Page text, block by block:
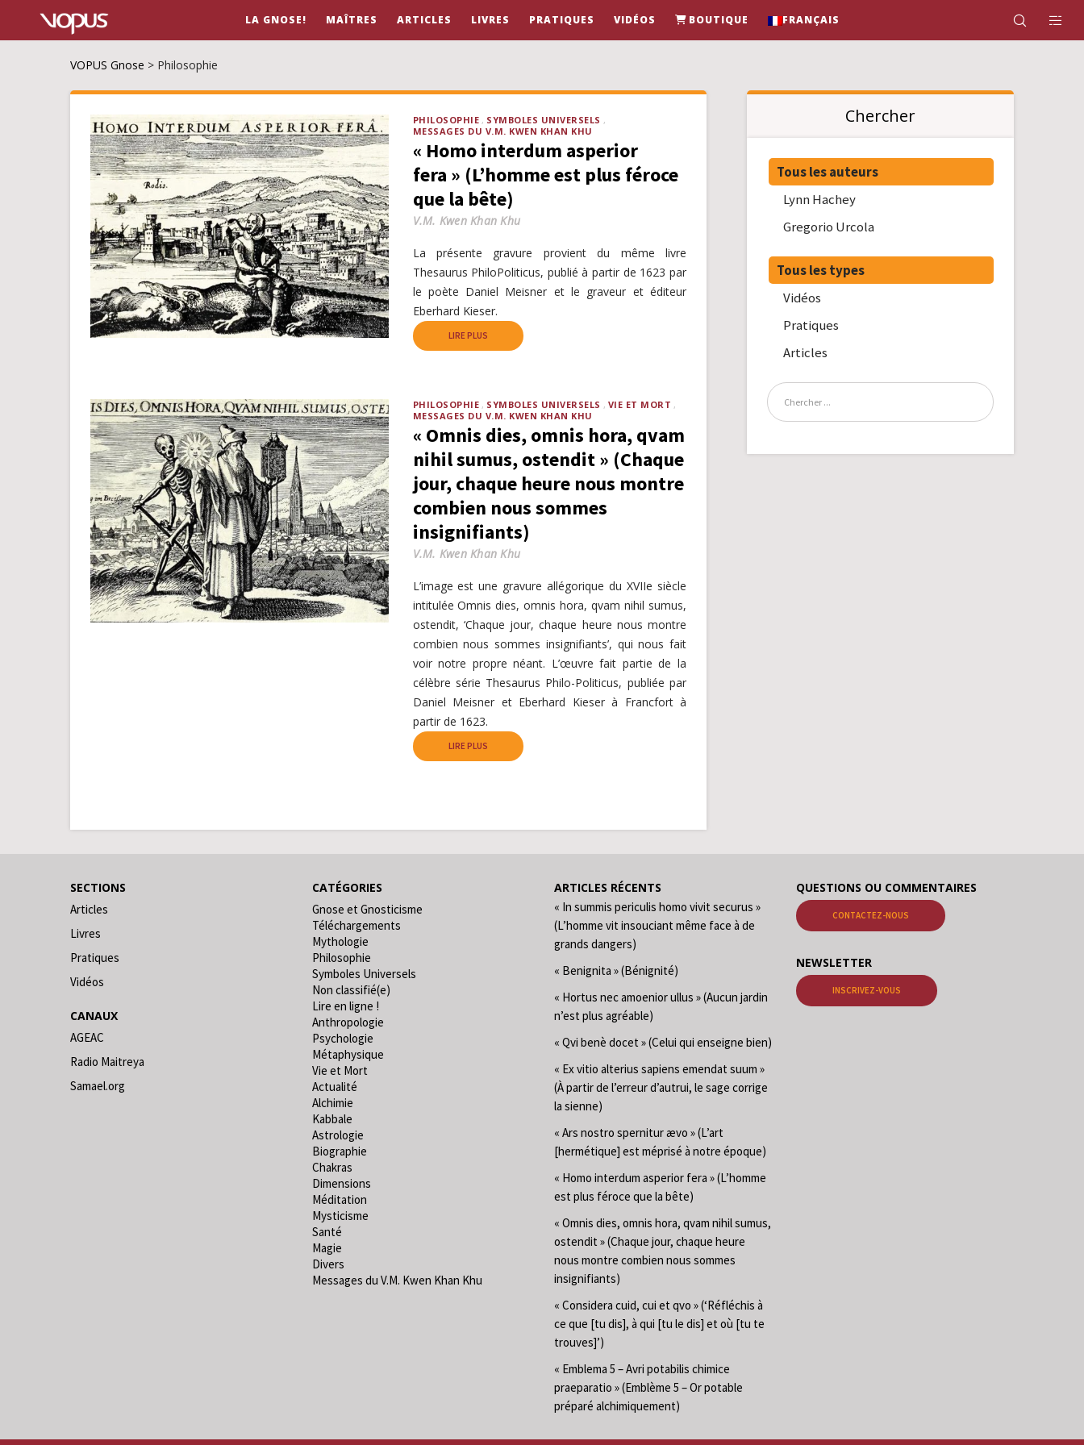
LA GNOSE! MAÎTRES ARTICLES LIVRES PRATIQUES VIDÉOS BOUTIQUE FRANÇAIS
VOPUS Gnose > Philosophie
PHILOSOPHIE
SYMBOLES UNIVERSELS
MESSAGES DU V.M. KWEN KHAN KHU
« Homo interdum asperior
fera » (L’homme est plus féroce
que la bête)
V.M. Kwen Khan Khu
La présente gravure provient du même livre
Thesaurus PhiloPoliticus, publié à partir de 1623 par
le poète Daniel Meisner et le graveur et éditeur
Eberhard Kieser.
LIRE PLUS
PHILOSOPHIE SYMBOLES UNIVERSELS
VIE ET MORT
MESSAGES DU V.M. KWEN KHAN KHU
« Omnis dies, omnis hora, qvam
nihil sumus, ostendit » (Chaque
jour, chaque heure nous montre
combien nous sommes
insignifiants)
V.M. Kwen Khan Khu
L’image est une gravure allégorique du XVIIe siècle
intitulée Omnis dies, omnis hora, qvam nihil sumus,
ostendit, ‘Chaque jour, chaque heure nous montre
combien nous sommes insignifiants’, qui nous fait
voir notre propre néant. L’œuvre fait partie de la
célèbre série Thesaurus Philo-Politicus, publiée par
Daniel Meisner et Eberhard Kieser à Francfort à
partir de 1623.
LIRE PLUS
Chercher
Tous les auteurs
Lynn Hachey
Gregorio Urcola
Tous les types
Vidéos
Pratiques
Articles
SECTIONS
Articles
Livres
Pratiques
Vidéos
CANAUX
AGEAC
Radio Maitreya
Samael.org
CATÉGORIES
Gnose et Gnosticisme
Téléchargements
Mythologie
Philosophie
Symboles Universels
Non classifié(e)
Lire en ligne !
Anthropologie
Psychologie
Métaphysique
Vie et Mort
Actualité
Alchimie
Kabbale
Astrologie
Biographie
Chakras
Dimensions
Méditation
Mysticisme
Santé
Magie
Divers
Messages du V.M. Kwen Khan Khu
ARTICLES RÉCENTS
« In summis periculis homo vivit securus »
(L’homme vit insouciant même face à de
grands dangers)
« Benignita » (Bénignité)
« Hortus nec amoenior ullus » (Aucun jardin
n’est plus agréable)
« Qvi benè docet » (Celui qui enseigne bien)
« Ex vitio alterius sapiens emendat suum »
(À partir de l’erreur d’autrui, le sage corrige
la sienne)
« Ars nostro spernitur ævo » (L’art
[hermétique] est méprisé à notre époque)
« Homo interdum asperior fera » (L’homme
est plus féroce que la bête)
« Omnis dies, omnis hora, qvam nihil sumus,
ostendit » (Chaque jour, chaque heure
nous montre combien nous sommes
insignifiants)
« Considera cuid, cui et qvo » (‘Réfléchis à
ce que [tu dis], à qui [tu le dis] et où [tu te
trouves]’)
« Emblema 5 – Avri potabilis chimice
praeparatio » (Emblème 5 – Or potable
préparé alchimiquement)
QUESTIONS OU COMMENTAIRES
CONTACTEZ-NOUS
NEWSLETTER
INSCRIVEZ-VOUS